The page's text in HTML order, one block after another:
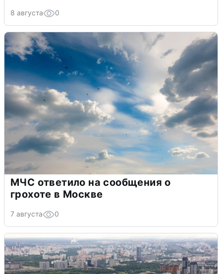
8 августа 0
МЧС ответило на сообщения о
грохоте в Москве
7 августа 0